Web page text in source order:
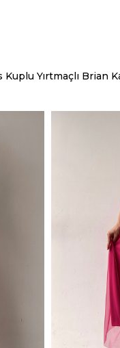
Kuplu Yırtmaçlı Brian